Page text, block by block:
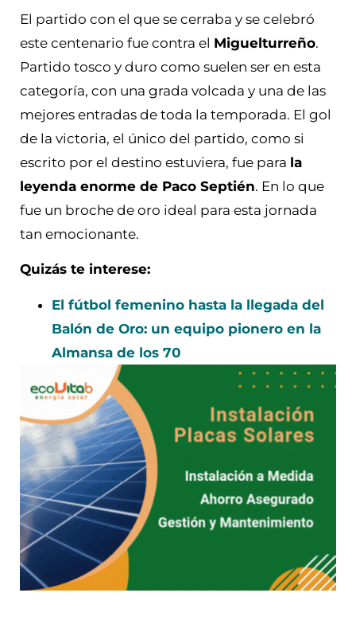
El partido con el que se cerraba y se celebró
este centenario fue contra el Miguelturreño.
Partido tosco y duro como suelen ser en esta
categoría, con una grada volcada y una de las
mejores entradas de toda la temporada. El gol
de la victoria, el único del partido, como si
escrito por el destino estuviera, fue para la
leyenda enorme de Paco Septién. En lo que
fue un broche de oro ideal para esta jornada
tan emocionante.
Quizás te interese:
El fútbol femenino hasta la llegada del
Balón de Oro: un equipo pionero en la
Almansa de los 70